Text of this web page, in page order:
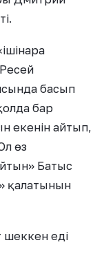
басып
бар
екенін айтып,
өз
Батыс
қалатынын
шеккен еді